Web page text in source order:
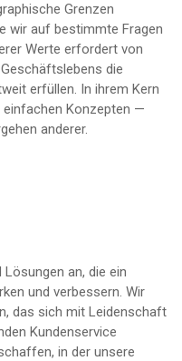
Grenzen
wir auf bestimmte Fragen
Werte erfordert von
die
erfüllen. In ihrem Kern
einfachen Konzepten —
anderer.
an, die ein
und verbessern. Wir
das sich mit Leidenschaft
Kundenservice
in der unsere